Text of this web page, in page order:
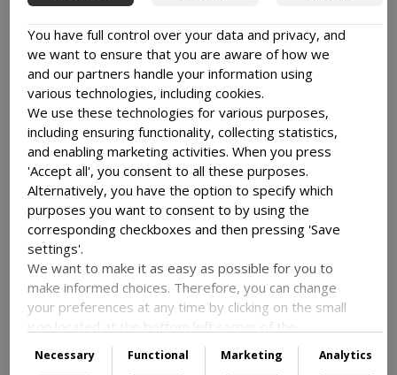
You have full control over your data and privacy, and
we want to ensure that you are aware of how we
and our partners handle your information using
various technologies, including cookies.
We use these technologies for various purposes,
including ensuring functionality, collecting statistics,
and enabling marketing activities. When you press
'Accept all', you consent to all these purposes.
Alternatively, you have the option to specify which
purposes you want to consent to by using the
corresponding checkboxes and then pressing 'Save
settings'.
We want to make it as easy as possible for you to
make informed choices. Therefore, you can change
your preferences at any time by clicking on the small
icon located at the bottom left corner of the
website, thus withdrawing your consent.
If you wish to delve further into our use of cookies
Necessary Functional Marketing Analytics